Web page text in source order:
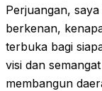
Perjuangan,
berkenan,
terbuka bagi
visi dan
membangun